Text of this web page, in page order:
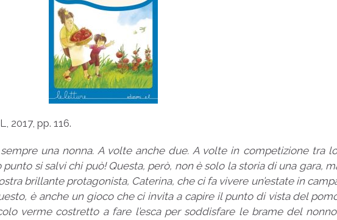
2017, pp. 116.
una nonna. A volte anche due. A volte in competizione tra
punto si salvi chi può! Questa, però, non è solo la storia di una gara,
brillante protagonista, Caterina, che ci fa vivere un’estate in
è anche un gioco che ci invita a capire il punto di vista del
verme costretto a fare l’esca per soddisfare le brame del